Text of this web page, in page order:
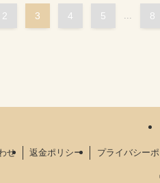
2 3 4 5 8
せ 返金ポリシー プライバシー